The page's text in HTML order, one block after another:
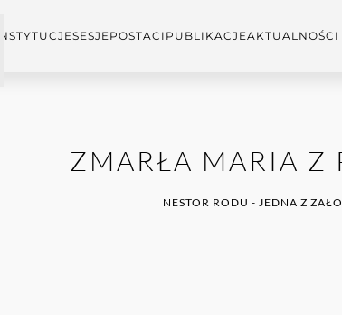
INSTYTUCJESESJEPOSTACI PUBLIKACJEAKTUALNOŚCI
ZMARŁA MARIA Z
NESTOR RODU - JEDNA Z